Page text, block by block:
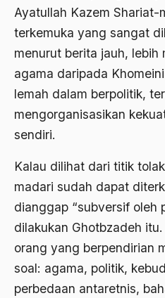
Ayatullah Kazem Shariat-
terkemuka yang sangat
menurut berita jauh, lebih
agama daripada
lemah dalam berpolitik,
mengorganisasikan
sendiri.
Kalau dilihat dari titik
madari sudah dapat
dianggap “subversif oleh
dilakukan Ghotbzadeh
orang yang berpendirian
soal: agama, politik,
perbedaan antaretnis,
ahlul sunnah wal jamaah
Ahlussunnah
Ahmad Benbella
Ahmad Daudy
Ahmad Hasan Rurbi
Ahmad Syafi’i Ma’arif
Ahmad Tirtisudiro
ahmad wahib